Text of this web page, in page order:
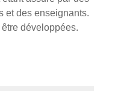
et des enseignants.
être développées.